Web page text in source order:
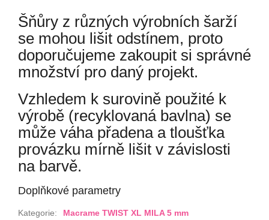
Šňůry z různých výrobních šarží
se mohou lišit odstínem, proto
doporučujeme zakoupit si správné
množství pro daný projekt.
Vzhledem k surovině použité k
výrobě (recyklovaná bavlna) se
může váha přadena a tloušťka
provázku mírně lišit v závislosti
na barvě.
Doplňkové parametry
Kategorie:
Macrame TWIST XL MILA 5 mm